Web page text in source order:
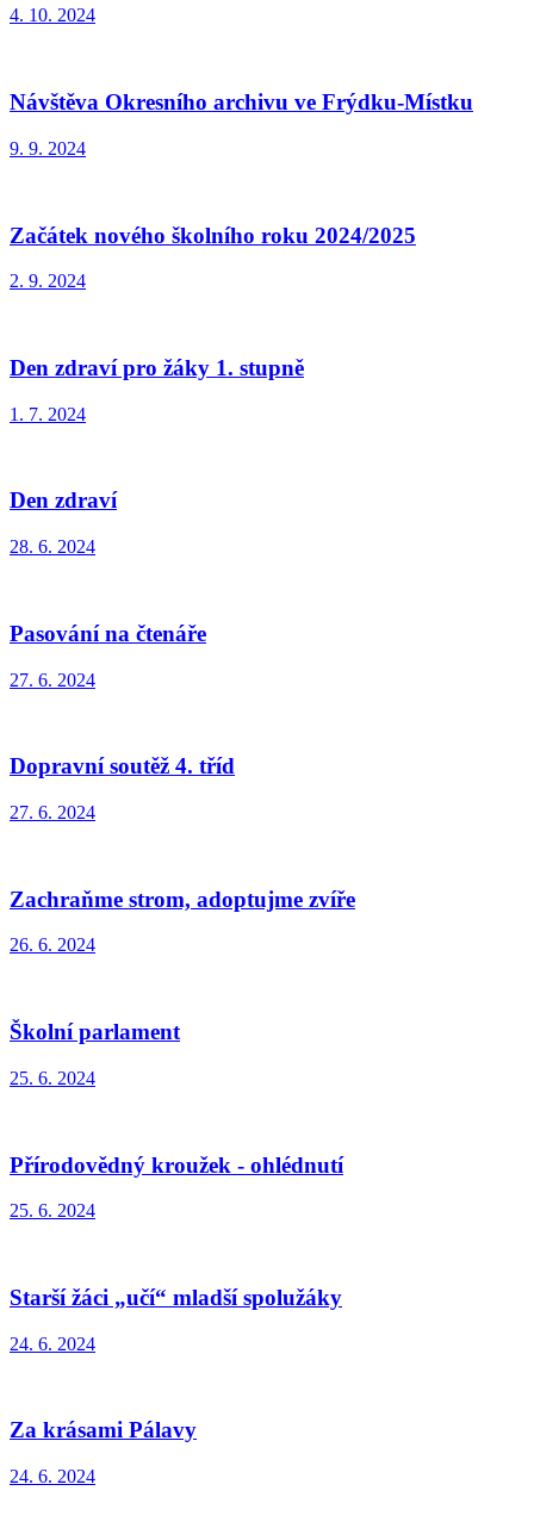
4. 10. 2024
Návštěva Okresního archivu ve Frýdku-Místku
9. 9. 2024
Začátek nového školního roku 2024/2025
2. 9. 2024
Den zdraví pro žáky 1. stupně
1. 7. 2024
Den zdraví
28. 6. 2024
Pasování na čtenáře
27. 6. 2024
Dopravní soutěž 4. tříd
27. 6. 2024
Zachraňme strom, adoptujme zvíře
26. 6. 2024
Školní parlament
25. 6. 2024
Přírodovědný kroužek - ohlédnutí
25. 6. 2024
Starší žáci „učí“ mladší spolužáky
24. 6. 2024
Za krásami Pálavy
24. 6. 2024